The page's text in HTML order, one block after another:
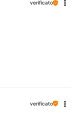
verificato
verificato